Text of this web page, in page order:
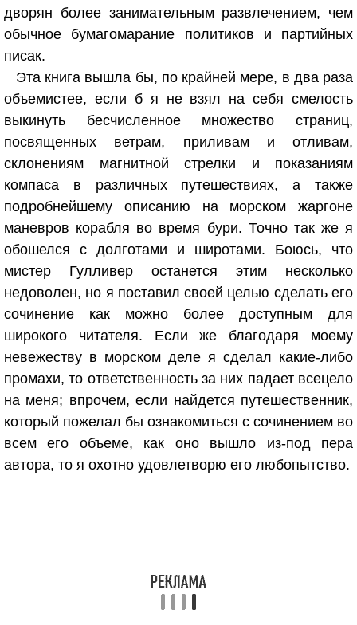
дворян более занимательным развлечением, чем
обычное бумагомарание политиков и партийных
писак.
Эта книга вышла бы, по крайней мере, в два раза
объемистее, если б я не взял на себя смелость
выкинуть бесчисленное множество страниц,
посвященных ветрам, приливам и отливам,
склонениям магнитной стрелки и показаниям
компаса в различных путешествиях, а также
подробнейшему описанию на морском жаргоне
маневров корабля во время бури. Точно так же я
обошелся с долготами и широтами. Боюсь, что
мистер Гулливер останется этим несколько
недоволен, но я поставил своей целью сделать его
сочинение как можно более доступным для
широкого читателя. Если же благодаря моему
невежеству в морском деле я сделал какие-либо
промахи, то ответственность за них падает всецело
на меня; впрочем, если найдется путешественник,
который пожелал бы ознакомиться с сочинением во
всем его объеме, как оно вышло из-под пера
автора, то я охотно удовлетворю его любопытство.